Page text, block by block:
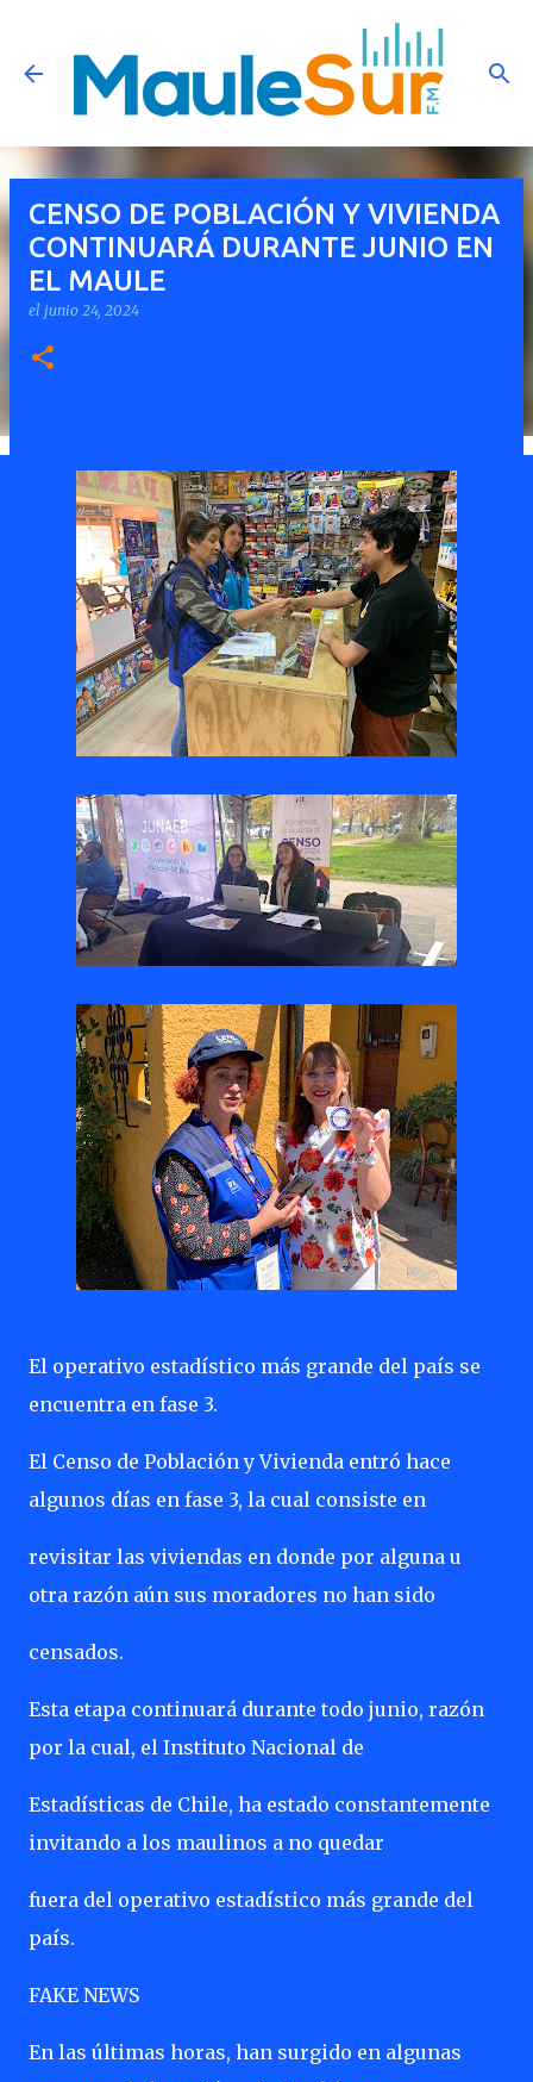
Ir al contenido principal
CENSO DE POBLACIÓN Y VIVIENDA
CONTINUARÁ DURANTE JUNIO EN
EL MAULE
el junio 24, 2024
El operativo estadístico más grande del país se
encuentra en fase 3.
El Censo de Población y Vivienda entró hace
algunos días en fase 3, la cual consiste en
revisitar las viviendas en donde por alguna u
otra razón aún sus moradores no han sido
censados.
Esta etapa continuará durante todo junio, razón
por la cual, el Instituto Nacional de
Estadísticas de Chile, ha estado constantemente
invitando a los maulinos a no quedar
fuera del operativo estadístico más grande del
país.
FAKE NEWS
En las últimas horas, han surgido en algunas